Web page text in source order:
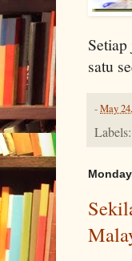
satu
-May
Labels: